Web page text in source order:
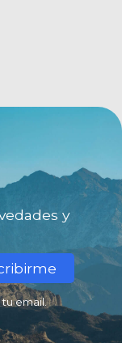
y
tu email.